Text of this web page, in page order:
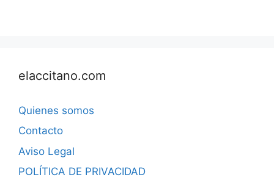
elaccitano.com
Quienes somos
Contacto
Aviso Legal
POLÍTICA DE PRIVACIDAD